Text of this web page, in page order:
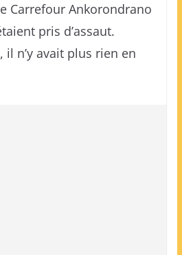
Carrefour Ankorondrano
pris d’assaut.
n’y avait plus rien en